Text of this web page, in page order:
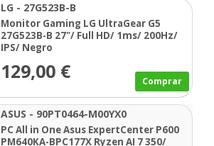
LG - 27G523B-B
Monitor Gaming LG UltraGear G5
27G523B-B 27"/ Full HD/ 1ms/ 200Hz/
IPS/ Negro
129,00 € Comprar
ASUS - 90PT0464-M00YX0
PC All in One Asus ExpertCenter P600
PM640KA-BPC177X Ryzen AI 7 350/